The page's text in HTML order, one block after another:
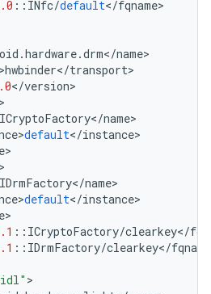
:: INfc/default</fqname>
.hardware.drm</name>
>hwbinder</transport>
</version>
>
ICryptoFactory</name>
>default</instance>
>
>
IDrmFactory</name>
>default</instance>
>
:: ICryptoFactory/clearkey</
:: IDrmFactory/clearkey</fqname
>